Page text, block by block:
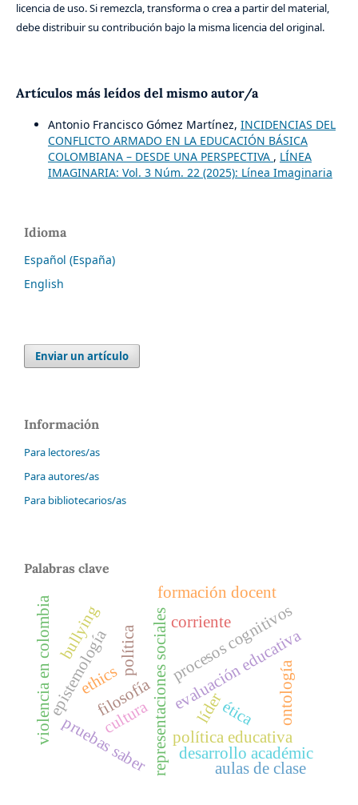
licencia de uso. Si remezcla, transforma o crea a partir del material,
debe distribuir su contribución bajo la misma licencia del original.
Artículos más leídos del mismo autor/a
Antonio Francisco Gómez Martínez, INCIDENCIAS DEL
CONFLICTO ARMADO EN LA EDUCACIÓN BÁSICA
COLOMBIANA – DESDE UNA PERSPECTIVA , LÍNEA
IMAGINARIA: Vol. 3 Núm. 22 (2025): Línea Imaginaria
Idioma
Español (España)
English
Enviar un artículo
Información
Para lectores/as
Para autores/as
Para bibliotecarios/as
Palabras clave
representaciones sociales líder
política educativa
procesos cognitivos
evaluación educativa
política
ética
ethics
epistemología
corriente
filosofía
violencia en colombia
desarrollo académic
formación docent
pruebas saber
ontología
bullying
aulas de clase
cultura